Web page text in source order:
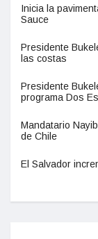
Inicia la
Sauce
Presidente
las costas
Presidente
programa Dos
Mandatario
de Chile
El Salvador